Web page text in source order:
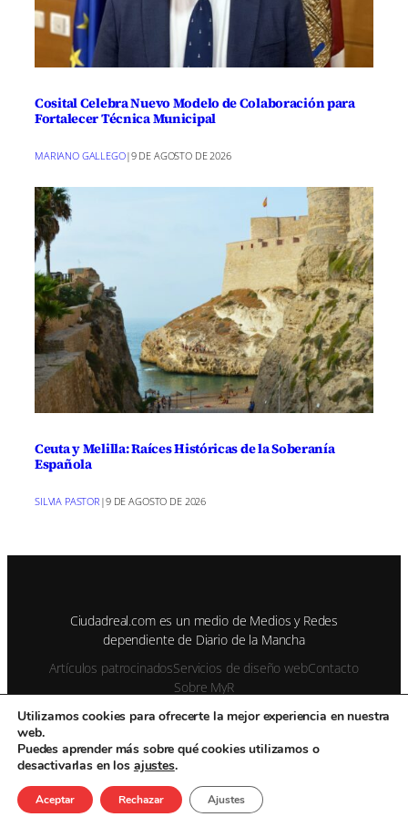
Cosital Celebra Nuevo Modelo de Colaboración para
Fortalecer Técnica Municipal
MARIANO GALLEGO|9 DE AGOSTO DE 2026
Ceuta y Melilla: Raíces Históricas de la Soberanía
Española
SILVIA PASTOR |9 DE AGOSTO DE 2026
Ciudadreal.com es un medio de Medios y Redes
dependiente de Diario de la Mancha
Artículos patrocinadosServicios de diseño webContacto
Sobre MyR
© 1995-2026 Color Vivo Internet. Otros contenidos se cita fuente.
Aviso LegalPrivacidad y cookies
Contacto
Utilizamos cookies para ofrecerte la mejor experiencia en nuestra
web.
Puedes aprender más sobre qué cookies utilizamos o
desactivarlas en los ajustes.
Aceptar Rechazar Ajustes